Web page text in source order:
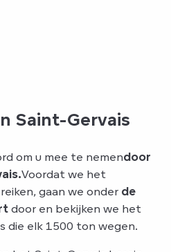
Saint-Gervais
om u mee te nemendoor
Voordat we het
gaan we onder de
door en bekijken we het
die elk 1500 ton wegen.